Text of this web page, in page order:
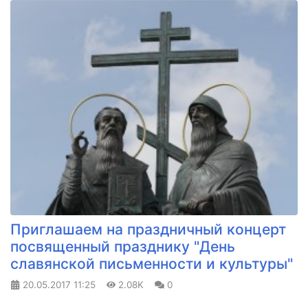
Приглашаем на праздничный концерт
посвященный празднику "День
славянской письменности и культуры"
20.05.2017 11:25 2.08K 0